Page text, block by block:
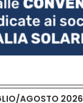
AGOSTO 2026